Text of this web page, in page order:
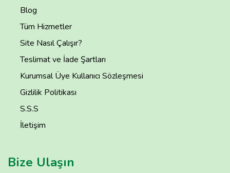
Blog
Tüm Hizmetler
Site Nasıl Çalışır?
Teslimat ve İade Şartları
Kurumsal Üye Kullanıcı Sözleşmesi
Gizlilik Politikası
S.S.S
İletişim
Bize Ulaşın